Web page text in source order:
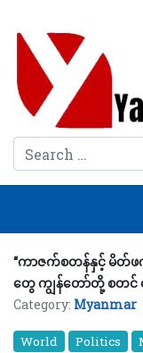
Search
“ကာဇက်စတန်နှင့် မိတ်ဖ
တွေ ကျွန်တော်တို့ စတင် နေ
Category: Myanmar
World Politics